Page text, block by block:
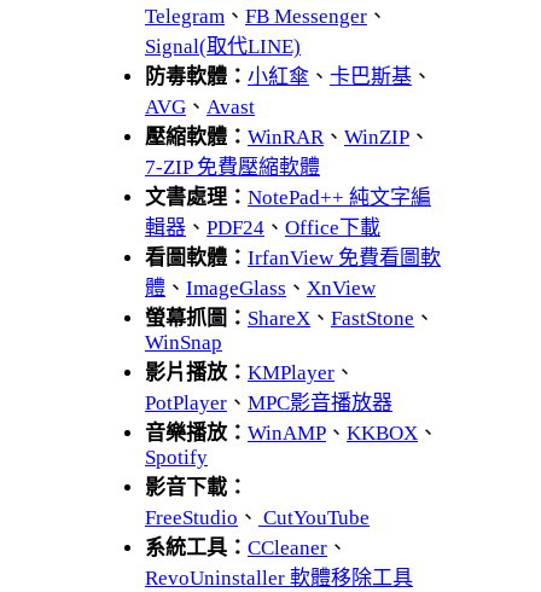
Telegram 、 FB Messenger 、
Signal(取代LINE)
防毒軟體： 小紅傘 、 卡巴斯基 、
AVG 、 Avast
壓縮軟體： WinRAR、 WinZIP 、
7-ZIP 免費壓縮軟體
文書處理： NotePad++ 純文字編
輯器 、 PDF24 、 Office下載
看圖軟體： IrfanView 免費看圖軟
體 、 ImageGlass 、 XnView
螢幕抓圖： ShareX 、 FastStone 、
WinSnap
影片播放： KMPlayer 、
PotPlayer 、 MPC影音播放器
音樂播放： WinAMP 、 KKBOX 、
Spotify
影音下載：
FreeStudio 、 CutYouTube
系統工具： CCleaner 、
RevoUninstaller 軟體移除工具